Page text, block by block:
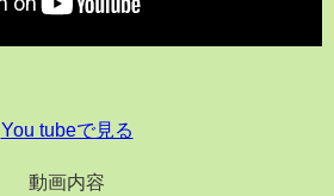
You tubeで見る
動画内容